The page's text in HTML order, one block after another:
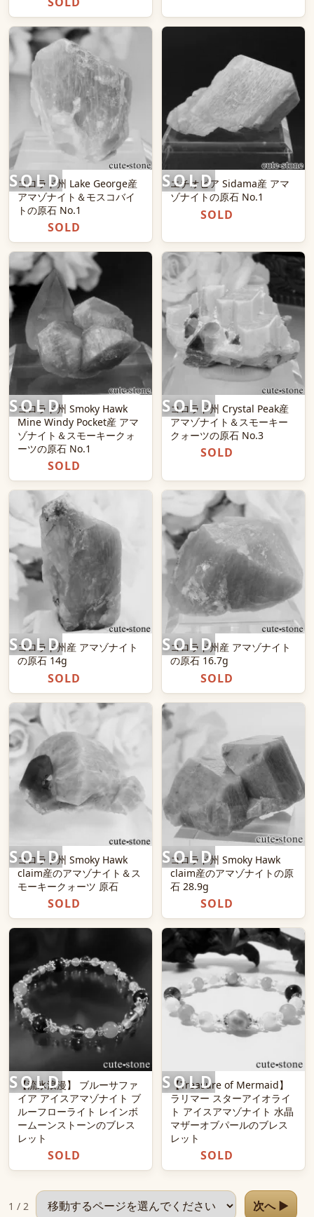
コロラド州 Lake George産
アマゾナイト＆モスコバイ
トの原石 No.1
エチオピア Sidama産 アマ
ゾナイトの原石 No.1
コロラド州 Smoky Hawk
Mine Windy Pocket産 アマ
ゾナイト＆スモーキークォ
ーツの原石 No.1
コロラド州 Crystal Peak産
アマゾナイト＆スモーキー
クォーツの原石 No.3
コロラド州産 アマゾナイト
の原石 14g
コロラド州産 アマゾナイト
の原石 16.7g
コロラド州 Smoky Hawk
claim産のアマゾナイト＆ス
モーキークォーツ 原石
コロラド州 Smoky Hawk
claim産のアマゾナイトの原
石 28.9g
【流氷浪漫】 ブルーサファ
イア アイスアマゾナイト ブ
ルーフローライト レインボ
ームーンストーンのブレス
レット
【Treasure of Mermaid】
ラリマー スターアイオライ
ト アイスアマゾナイト 水晶
マザーオブパールのブレス
レット
1 / 2
ページを選択 次へ ▶